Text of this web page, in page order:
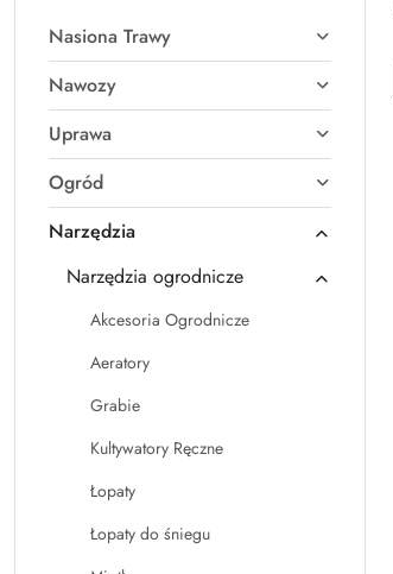
Nasiona Trawy
Nawozy
Uprawa
Ogród
Narzędzia
Narzędzia ogrodnicze
Akcesoria Ogrodnicze
Aeratory
Grabie
Kultywatory Ręczne
Łopaty
Łopaty do śniegu